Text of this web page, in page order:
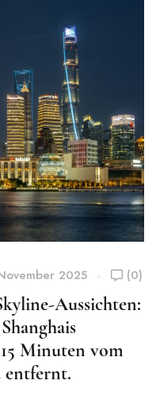
2025 (0)
Aussichten:
Minuten vom
entfernt.